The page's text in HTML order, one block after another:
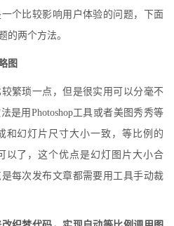
个比较影响用户体验的问题，下面
的两个方法。
图
繁琐一点，但是很实用可以分毫不
是用Photoshop工具或者美图秀秀等
和幻灯片尺寸大小一致，等比例的
以了，这个优点是幻灯图片大小合
每次发布文章都需要用工具手动裁